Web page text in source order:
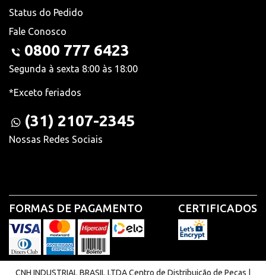
Status do Pedido
Fale Conosco
0800 777 6423
Segunda à sexta 8:00 às 18:00
*Exceto feriados
(31) 2107-2345
Nossas Redes Sociais
FORMAS DE PAGAMENTO CERTIFICADOS
CNH INDUSTRIAL BRASIL LTDA Centro de Distribuição de Peças |